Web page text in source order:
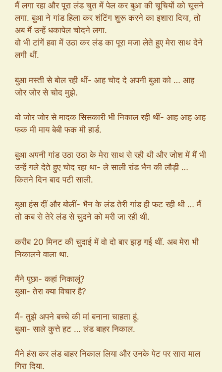
मैं लगा रहा और पूरा लंड चुत में पेल कर बुआ की चूचियों को चूसने
लगा. बुआ ने गांड हिला कर शंटिंग शुरू करने का इशारा दिया, तो
अब मैं उन्हें धकापेल चोदने लगा.
वो भी टांगें हवा में उठा कर लंड का पूरा मजा लेते हुए मेरा साथ देने
लगी थीं.
बुआ मस्ती से बोल रही थीं- आह चोद दे अपनी बुआ को … आह
जोर जोर से चोद मुझे.
वो जोर जोर से मादक सिसकारी भी निकाल रही थीं- आह आह आह
फक मी माय बेबी फक मी हार्ड.
बुआ अपनी गांड उठा उठा के मेरा साथ से रही थी और जोश में मैं भी
उन्हें गले देते हुए चोद रहा था- ले साली रांड भैन की लौड़ी …
कितने दिन बाद पटी साली.
बुआ हंस दीं और बोलीं- भैन के लंड तेरी गांड ही फट रही थी … मैं
तो कब से तेरे लंड से चुदने को मरी जा रही थी.
करीब 20 मिनट की चुदाई में वो दो बार झड़ गई थीं. अब मेरा भी
निकालने वाला था.
मैंने पूछा- कहां निकालूं?
बुआ- तेरा क्या विचार है?
मैं- तुझे अपने बच्चे की मां बनाना चाहता हूं.
बुआ- साले कुत्ते हट … लंड बाहर निकाल.
मैंने हंस कर लंड बाहर निकाल लिया और उनके पेट पर सारा माल
गिरा दिया.